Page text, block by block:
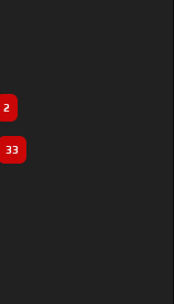
2
33